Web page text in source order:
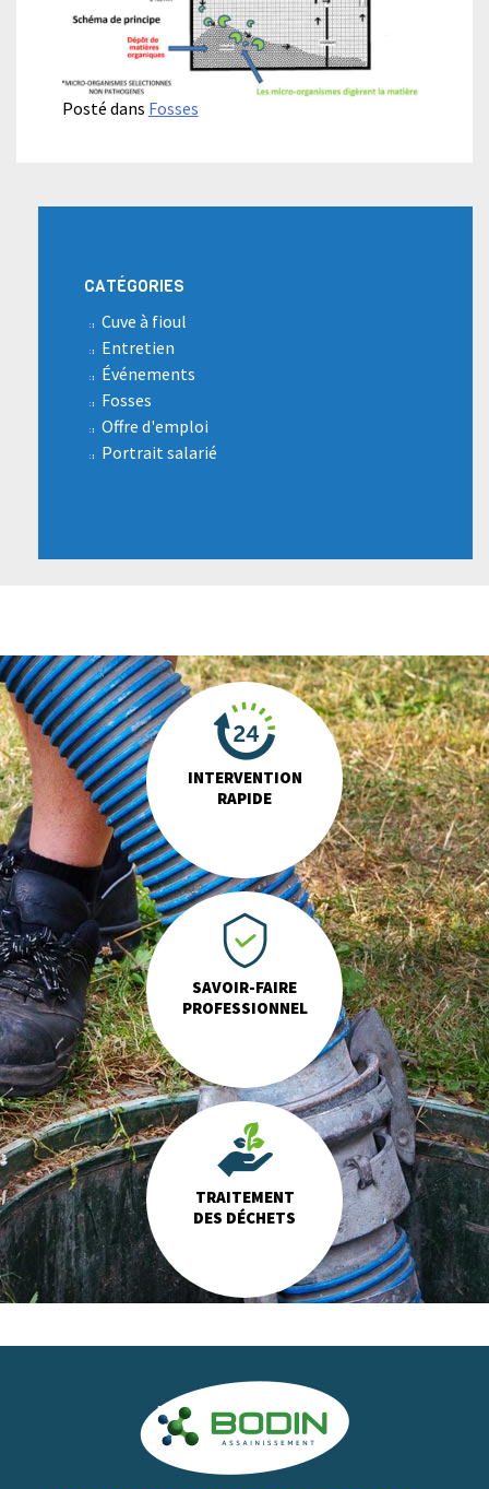
Posté dans Fosses
CATÉGORIES
Cuve à fioul
Entretien
Événements
Fosses
Offre d'emploi
Portrait salarié
INTERVENTION
RAPIDE
SAVOIR-FAIRE
PROFESSIONNEL
TRAITEMENT
DES DÉCHETS